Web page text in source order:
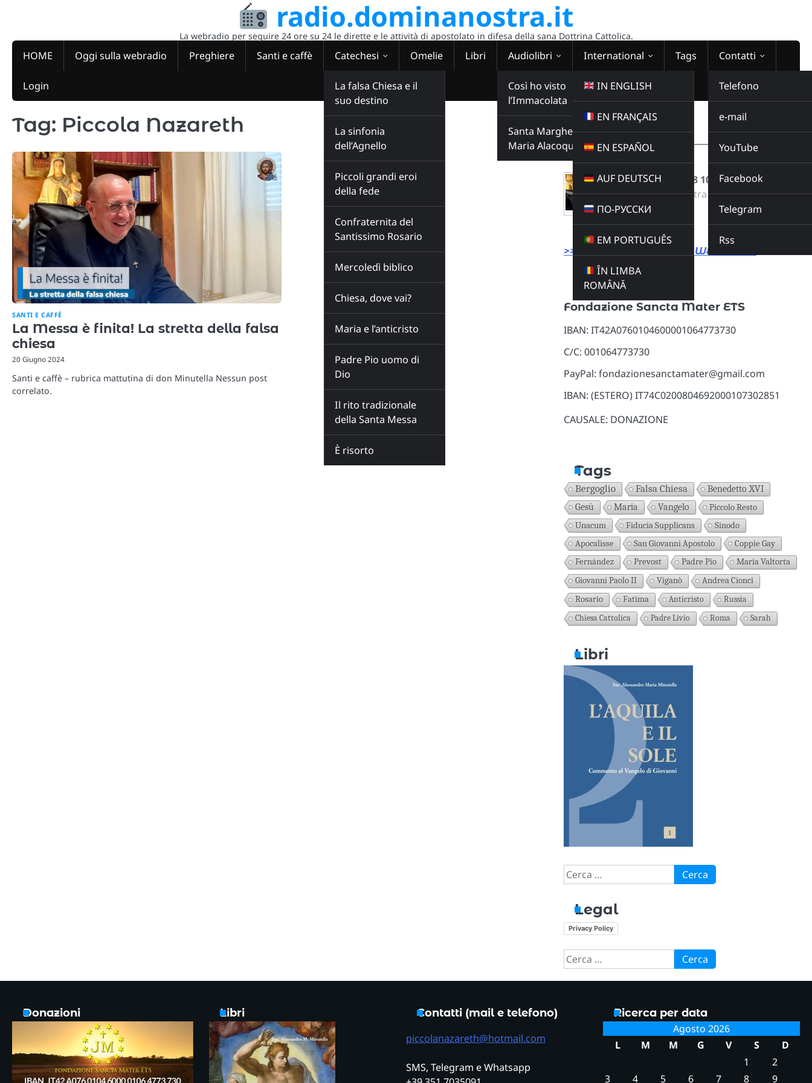
radio.dominanostra.it
La webradio per seguire 24 ore su 24 le dirette e le attività di apostolato in difesa della sana Dottrina Cattolica.
HOME Oggi sulla webradio Preghiere Santi e caffè Catechesi
La falsa Chiesa e il
suo destino
La sinfonia
dell’Agnello
Piccoli grandi eroi
della fede
Confraternita del
Santissimo Rosario
Mercoledì biblico
Chiesa, dove vai?
Maria e l’anticristo
Padre Pio uomo di
Dio
Il rito tradizionale
della Santa Messa
È risorto
Omelie Libri Audiolibri
Così ho visto
l’Immacolata
Santa Margherita
Maria Alacoque
International
IN ENGLISH
EN FRANÇAIS
EN ESPAÑOL
AUF DEUTSCH
ПО-РУССКИ
EM PORTUGUÊS
ÎN LIMBA
ROMÂNĂ
Tags Contatti
Telefono
e-mail
YouTube
Facebook
Telegram
Rss
Login
Tag: Piccola Nazareth
SANTI E CAFFÈ
La Messa è finita! La stretta della falsa
chiesa
20 Giugno 2024
Santi e caffè – rubrica mattutina di don Minutella Nessun post
correlato.
WEBRADIO
00:00:00
Santi e caffè del 28 10 25
Radio Domina Nostra
SANTI E CAFFE
Buy this album
>>> LINK DIRETTO ALLA WEBRADIO
Donazioni
Fondazione Sancta Mater ETS
IBAN: IT42A0760104600001064773730
C/C: 001064773730
PayPal: fondazionesanctamater@gmail.com
IBAN: (ESTERO) IT74C0200804692000107302851
CAUSALE: DONAZIONE
Tags
Bergoglio Falsa Chiesa Benedetto XVI
Gesù Maria Vangelo
Piccolo Resto
Unacum
Fiducia Supplicans
Sinodo
Apocalisse
San Giovanni Apostolo Coppie Gay
Fernández Prevost Padre Pio
Maria Valtorta
Giovanni Paolo II
Viganò
Andrea Cionci
Rosario
Fatima Anticristo
Russia
Chiesa Cattolica
Padre Livio Roma Sarah
Libri
Ricerca
per:
Legal
Privacy Policy
Ricerca
per:
Donazioni Libri
Contatti (mail e telefono)
piccolanazareth@hotmail.com
SMS, Telegram e Whatsapp
Ricerca per data
Agosto 2026
L
M M G V S
D
1
2
3
4 5 6 7 8 9